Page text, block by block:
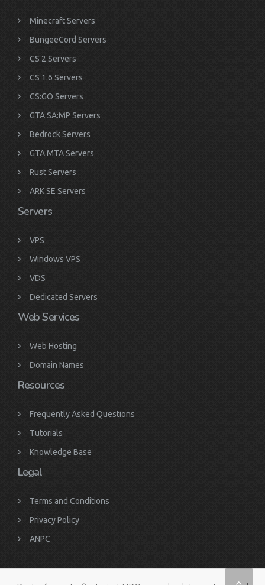
Minecraft Servers
BungeeCord Servers
CS 2 Servers
CS 1.6 Servers
CS:GO Servers
GTA SA:MP Servers
Bedrock Servers
GTA MTA Servers
Rust Servers
ARK SE Servers
Servers
VPS
Windows VPS
VDS
Dedicated Servers
Web Services
Web Hosting
Domain Names
Resources
Frequently Asked Questions
Tutorials
Knowledge Base
Legal
Terms and Conditions
Privacy Policy
ANPC